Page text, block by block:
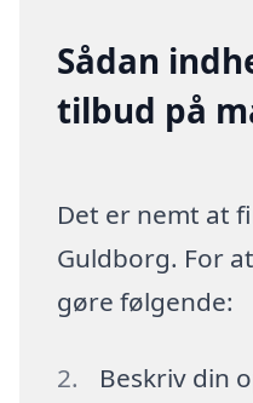
Sådan
tilbud på
Det er nemt at
Guldborg. For
gøre følgende:
Beskriv din